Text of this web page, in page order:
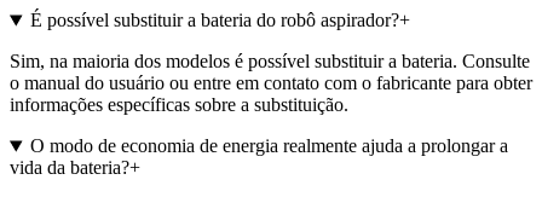
É possível substituir a bateria do robô aspirador?+
Sim, na maioria dos modelos é possível substituir a bateria. Consulte
o manual do usuário ou entre em contato com o fabricante para obter
informações específicas sobre a substituição.
O modo de economia de energia realmente ajuda a prolongar a
vida da bateria?+